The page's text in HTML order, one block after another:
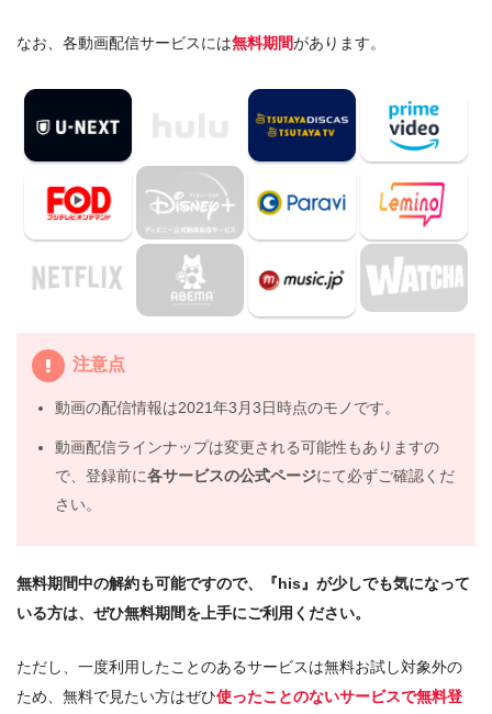
2.3『his』制作スタッフ
4. 映画『his』の動画はDailymotionやPandoraではな
く、配信サービスで安全に見よう
5.映画『his』動画フル無料視聴まとめ
なお、各動画配信サービスには無料期間があります。
注意点
動画の配信情報は2021年3月3日時点のモノです。
動画配信ラインナップは変更される可能性もありますの
で、登録前に各サービスの公式ページにて必ずご確認くだ
さい。
無料期間中の解約も可能ですので、『his』が少しでも気になって
いる方は、ぜひ無料期間を上手にご利用ください。
ただし、一度利用したことのあるサービスは無料お試し対象外の
ため、無料で見たい方はぜひ使ったことのないサービスで無料登